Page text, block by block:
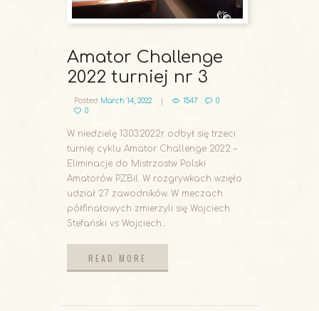
Amator Challenge
2022 turniej nr 3
Posted March 14, 2022 1547
0
0
W niedzielę 13.03.2022r. odbył się trzeci
turniej cyklu Amator Challenge 2022 –
Eliminacje do Mistrzostw Polski
Amatorów PZBil. W rozgrywkach wzięło
udział 27 zawodników. W meczach
półfinałowych zmierzyli się Wojciech
Stefański vs Wojciech...
READ MORE